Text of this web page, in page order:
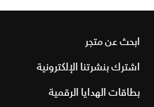
ابحث عن متجر
اشترك بنشرتنا الإلكترونية
بطاقات الهدايا الرقمية